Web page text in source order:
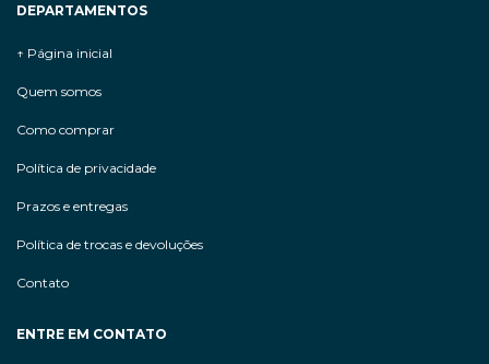
DEPARTAMENTOS
↑ Página inicial
Quem somos
Como comprar
Política de privacidade
Prazos e entregas
Política de trocas e devoluções
Contato
ENTRE EM CONTATO